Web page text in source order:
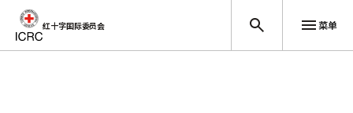
红十字国际委员会 菜单